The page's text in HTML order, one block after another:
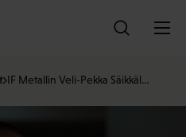
IF Metallin Veli-Pekka Säikkäl…